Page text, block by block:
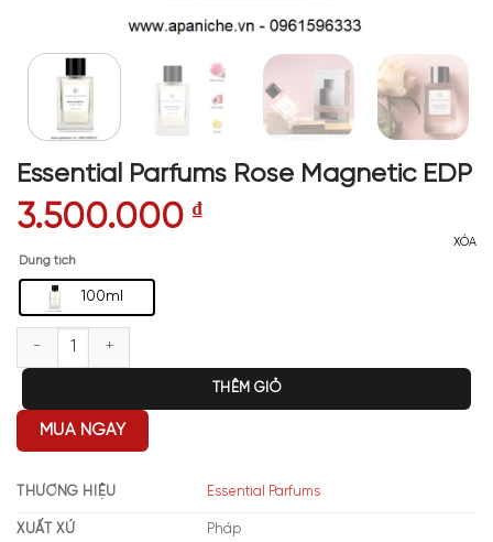
Essential Parfums Rose Magnetic EDP
3.500.000 ₫
Dung tích
100ml
XÓA
Essential Parfums Rose Magnetic EDP số lượng
THÊM GIỎ
MUA NGAY
THƯƠNG HIỆU Essential Parfums
XUẤT XỨ Pháp